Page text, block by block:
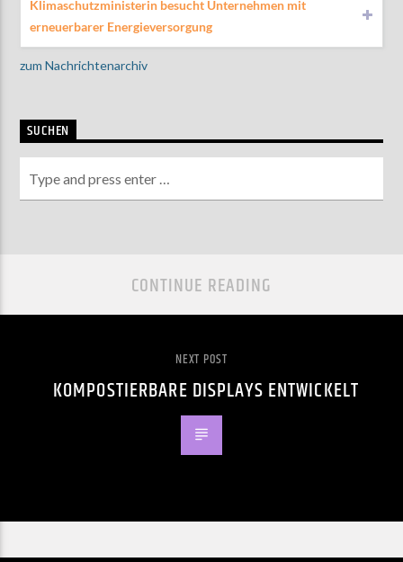
Klimaschutzministerin besucht Unternehmen mit
erneuerbarer Energieversorgung
zum Nachrichtenarchiv
SUCHEN
CONTINUE READING
NEXT POST
KOMPOSTIERBARE DISPLAYS ENTWICKELT